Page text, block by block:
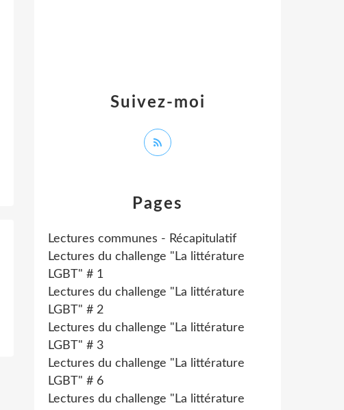
Pages
Lectures communes - Récapitulatif
Lectures du challenge "La littérature
LGBT" # 1
Lectures du challenge "La littérature
LGBT" # 2
Lectures du challenge "La littérature
LGBT" # 3
Lectures du challenge "La littérature
LGBT" # 6
Lectures du challenge "La littérature
Suivez-moi